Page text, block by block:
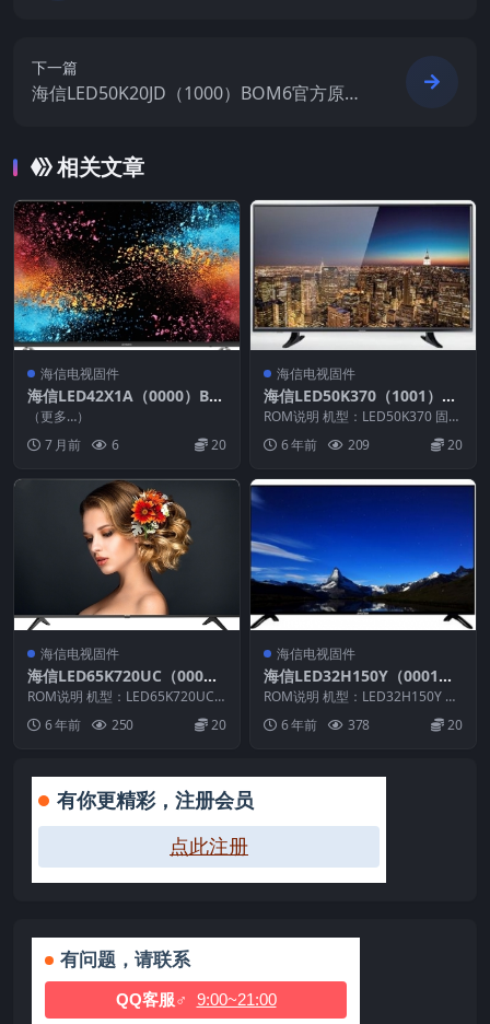
下一篇
海信LED50K20JD（1000）BOM6官方原厂
相关文章
海信电视固件
海信LED42X1A（0000）BO
M1_C004_20140415_U盘刷
机固件
（更多…）
7 月前
6 20
海信电视固件
海信LED50K370（1001）B
OM3官方原厂USB刷机电视
固件包
ROM说明 机型：LED50K370 固件
版本：（1001） BOM：3 海信L...
6 年前 209 20
海信电视固件
海信LED65K720UC（000
0）BOM1_C009_20160414
官方原厂USB刷机电视固件包
ROM说明 机型：LED65K720UC
固件版本：（0000） BOM：1
海...6 年前 250 20
海信电视固件
海信LED32H150Y（0001）
BOM2官方原厂USB刷机电视
固件包
ROM说明 机型：LED32H150Y 固
件版本：（0001） BOM：2 海
信...6 年前 378 20
有你更精彩，注册会员
点此注册
有问题，请联系
QQ客服♂ 9:00~21:00